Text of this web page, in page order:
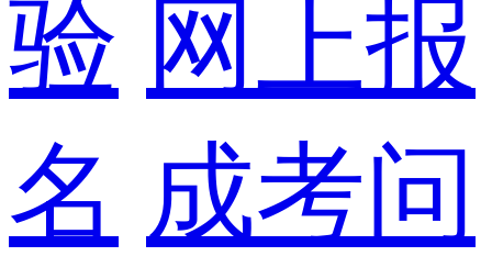
验 网上报
名 成考问